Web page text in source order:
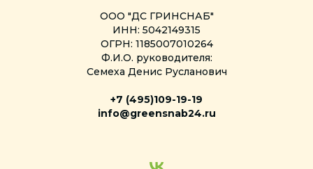
ООО "ДС ГРИНСНАБ"
ИНН: 5042149315
ОГРН: 1185007010264
Ф.И.О. руководителя:
Семеха Денис Русланович
+7 (495)109-19-19
info@greensnab24.ru